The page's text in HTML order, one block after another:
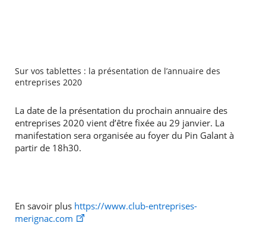
Sur vos tablettes : la présentation de l’annuaire des
entreprises 2020
La date de la présentation du prochain annuaire des
entreprises 2020 vient d’être fixée au 29 janvier. La
manifestation sera organisée au foyer du Pin Galant à
partir de 18h30.
En savoir plus https://www.club-entreprises-
merignac.com